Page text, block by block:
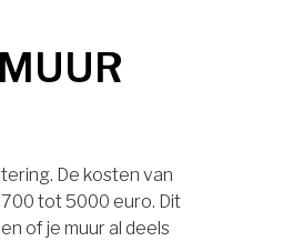
De kosten van
tot 5000 euro. Dit
of je muur al deels